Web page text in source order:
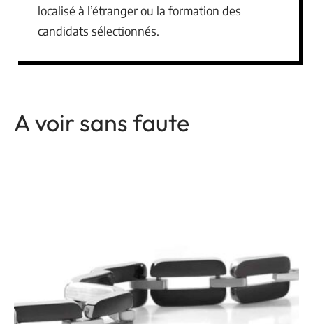
localisé à l’étranger ou la formation des
candidats sélectionnés.
A voir sans faute